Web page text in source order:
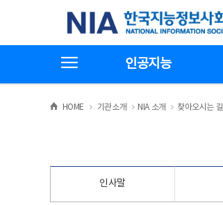
기
한국지능정보사회진흥원
인공지능
HOME >
기관소개 >NIA 소개 >
찾아오시는 길
인사말